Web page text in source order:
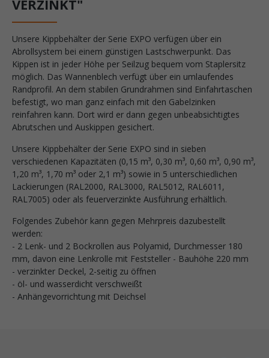
VERZINKT"
Unsere Kippbehälter der Serie EXPO verfügen über ein
Abrollsystem bei einem günstigen Lastschwerpunkt. Das
Kippen ist in jeder Höhe per Seilzug bequem vom Staplersitz
möglich. Das Wannenblech verfügt über ein umlaufendes
Randprofil. An dem stabilen Grundrahmen sind Einfahrtaschen
befestigt, wo man ganz einfach mit den Gabelzinken
reinfahren kann. Dort wird er dann gegen unbeabsichtigtes
Abrutschen und Auskippen gesichert.
Unsere Kippbehälter der Serie EXPO sind in sieben
verschiedenen Kapazitäten (0,15 m³, 0,30 m³, 0,60 m³, 0,90 m³,
1,20 m³, 1,70 m³ oder 2,1 m³) sowie in 5 unterschiedlichen
Lackierungen (RAL2000, RAL3000, RAL5012, RAL6011,
RAL7005) oder als feuerverzinkte Ausführung erhältlich.
Folgendes Zubehör kann gegen Mehrpreis dazubestellt
werden:
- 2 Lenk- und 2 Bockrollen aus Polyamid, Durchmesser 180
mm, davon eine Lenkrolle mit Feststeller - Bauhöhe 220 mm
- verzinkter Deckel, 2-seitig zu öffnen
- öl- und wasserdicht verschweißt
- Anhängevorrichtung mit Deichsel